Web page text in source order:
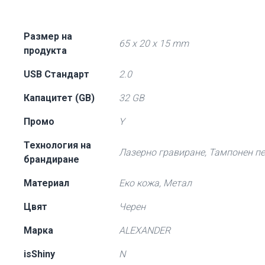
Размер на
продукта
65 x 20 x 15 mm
USB Стандарт 2.0
Капацитет (GB) 32 GB
Промо Y
Технология на
брандиране
Лазерно гравиране, Тампонен
Материал Еко кожа, Метал
Цвят Черен
Марка ALEXANDER
isShiny N